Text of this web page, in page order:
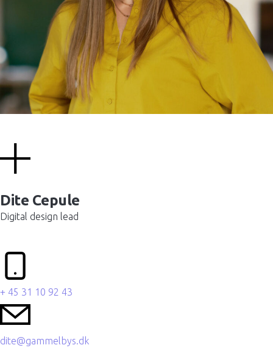
Dite Cepule
Digital design lead
+ 45 31 10 92 43
dite@gammelbys.dk